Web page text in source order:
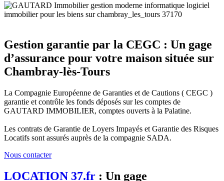
Gestion garantie par la CEGC : Un gage
d’assurance pour votre maison située sur
Chambray-lès-Tours
La Compagnie Européenne de Garanties et de Cautions ( CEGC )
garantie et contrôle les fonds déposés sur les comptes de
GAUTARD IMMOBILIER, comptes ouverts à la Palatine.
Les contrats de Garantie de Loyers Impayés et Garantie des Risques
Locatifs sont assurés auprès de la compagnie SADA.
Nous contacter
LOCATION 37.fr : Un gage